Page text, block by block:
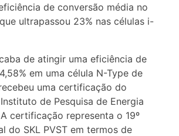
de conversão média no
ultrapassou 23% nas células i-
de atingir uma eficiência de
em uma célula N-Type de
uma certificação do
de Pesquisa de Energia
certificação representa o 19º
do SKL PVST em termos de